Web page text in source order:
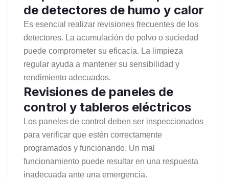
de detectores de humo y calor
Es esencial realizar revisiones frecuentes de los
detectores. La acumulación de polvo o suciedad
puede comprometer su eficacia. La limpieza
regular ayuda a mantener su sensibilidad y
rendimiento adecuados.
Revisiones de paneles de
control y tableros eléctricos
Los paneles de control deben ser inspeccionados
para verificar que estén correctamente
programados y funcionando. Un mal
funcionamiento puede resultar en una respuesta
inadecuada ante una emergencia.